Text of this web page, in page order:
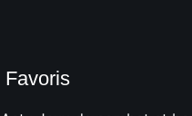
Favoris